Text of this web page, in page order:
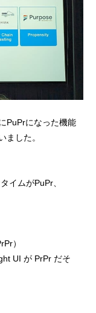
PuPrになった機能
ました。
イムがPuPr、
）
UI が PrPr だそ